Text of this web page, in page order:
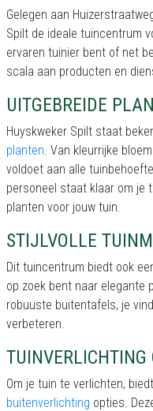
Gelegen aan
Spilt de ideale tuincentrum
ervaren tuinier bent of net
scala aan producten en
UITGEBREIDE
Huyskweker Spilt staat
planten. Van kleurrijke
voldoet aan alle
personeel staat klaar om je
planten voor jouw tuin.
STIJLVOLLE
Dit tuincentrum biedt ook
op zoek bent naar elegante
robuuste buitentafels, je
verbeteren.
TUINVERLICHTING
Om je tuin te verlichten,
buitenverlichting opties.